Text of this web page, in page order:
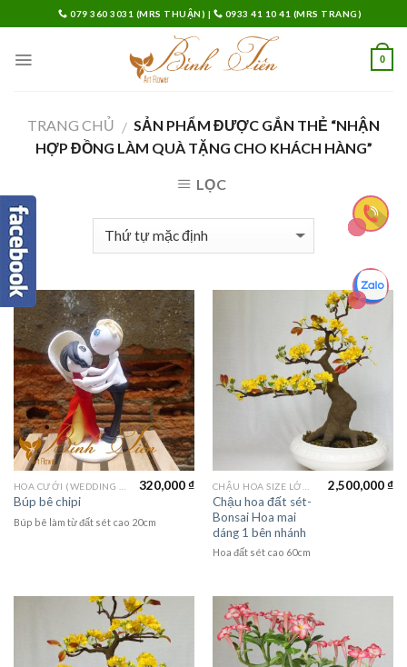
to
content
079 360 3031 (MRS THUẬN) | 0933 41 10 41 (MRS TRANG)
0
TRANG CHỦ / SẢN PHẨM ĐƯỢC GẮN THẺ “NHẬN
HỢP ĐỒNG LÀM QUÀ TẶNG CHO KHÁCH HÀNG”
LỌC
Búp bê chipi
320,000₫
Búp bê làm từ đất sét cao 20cm
Chậu hoa đất sét-
Bonsai Hoa mai
dáng 1 bên nhánh
2,500,000₫
Hoa đất sét cao 60cm